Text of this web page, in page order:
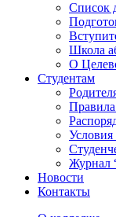
Список
Школа
О
Студентам
Журнал
Новости
Контакты